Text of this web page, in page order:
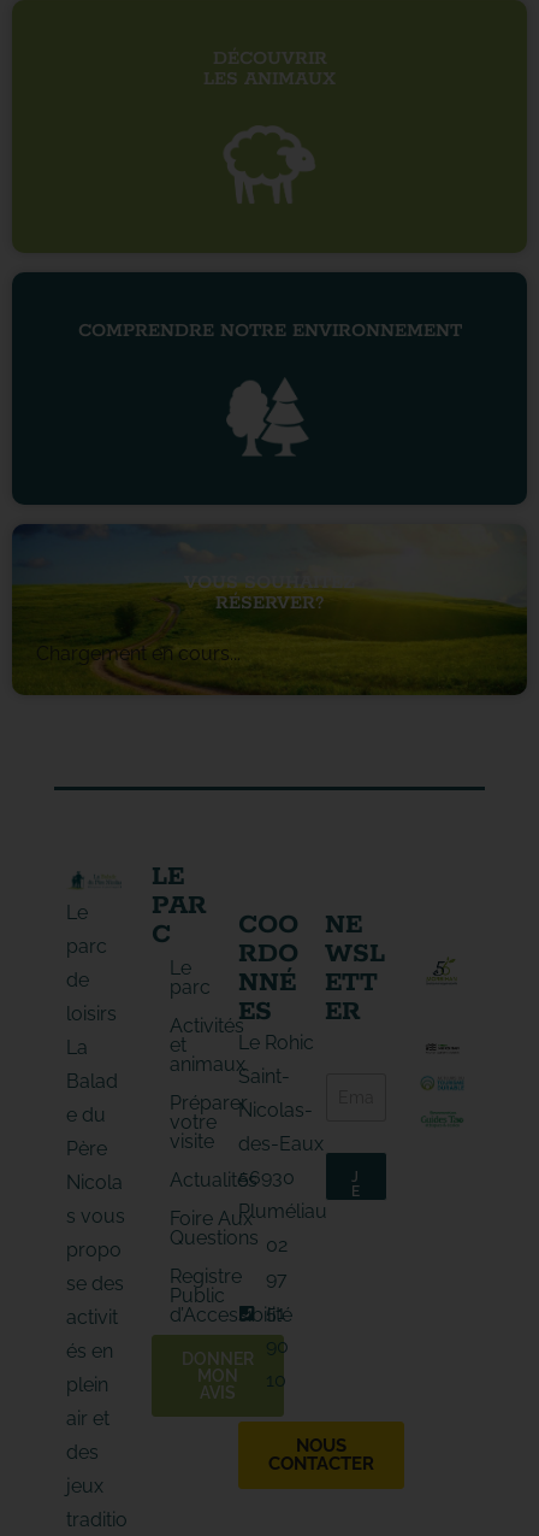
DÉCOUVRIR
LES ANIMAUX
COMPRENDRE NOTRE ENVIRONNEMENT
VOUS SOUHAITEZ
RÉSERVER?
Chargement en cours...
Le
parc
de
loisirs
La
Balad
e du
Père
Nicola
s vous
propo
se des
activit
és en
plein
air et
des
jeux
traditio
LE
PAR
C
Le
parc
Activités
et
animaux
Préparer
votre
visite
Actualités
Foire Aux
Questions
Registre
Public
d’Accessibilité
DONNER
MON
AVIS
COO
RDO
NNÉ
ES
Le Rohic
Saint-
Nicolas-
des-Eaux
56930
Pluméliau
02
97
51
90
10
NOUS
CONTACTER
NE
WSL
ETT
ER
**
J
E
M